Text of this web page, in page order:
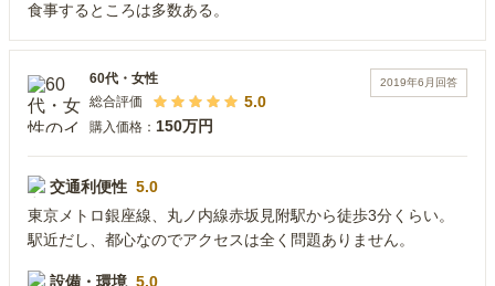
食事するところは多数ある。
2019年6月 回答
60代 ・ 女性
総合評価
5.0
購入価格： 150万円
交通利便性 5.0
東京メトロ銀座線、丸ノ内線赤坂見附駅から徒歩3分くらい。
駅近だし、都心なのでアクセスは全く問題ありません。
設備・環境 5.0